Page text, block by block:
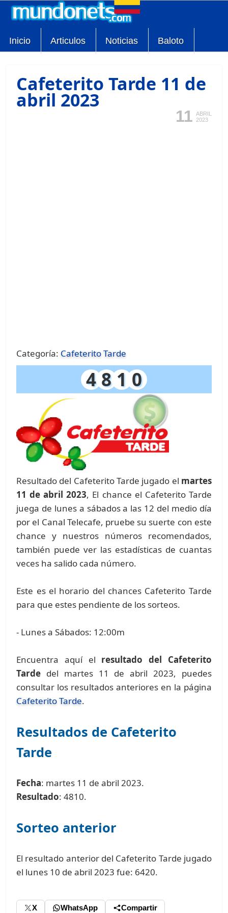
Inicio Articulos Noticias Baloto
Cafeterito Tarde 11 de
abril 2023
11 ABRIL
2023
Categoría: Cafeterito Tarde
4 8 1 0
Resultado del Cafeterito Tarde jugado el martes
11 de abril 2023, El chance el Cafeterito Tarde
juega de lunes a sábados a las 12 del medio día
por el Canal Telecafe, pruebe su suerte con este
chance y nuestros números recomendados,
también puede ver las estadísticas de cuantas
veces ha salido cada número.
Este es el horario del chances Cafeterito Tarde
para que estes pendiente de los sorteos.
- Lunes a Sábados: 12:00m
Encuentra aquí el resultado del Cafeterito
Tarde del martes 11 de abril 2023, puedes
consultar los resultados anteriores en la página
Cafeterito Tarde.
Resultados de Cafeterito
Tarde
Fecha: martes 11 de abril 2023.
Resultado: 4810.
Sorteo anterior
El resultado anterior del Cafeterito Tarde jugado
el lunes 10 de abril 2023 fue: 6420.
X WhatsApp
Compartir